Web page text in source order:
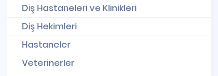
Diş Hastaneleri ve Klinikleri
Diş Hekimleri
Hastaneler
Veterinerler